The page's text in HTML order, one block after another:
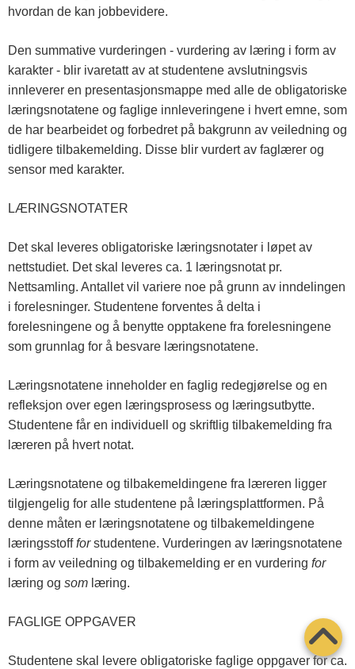
hvordan de kan jobbevidere.
Den summative vurderingen - vurdering av læring i form av
karakter - blir ivaretatt av at studentene avslutningsvis
innleverer en presentasjonsmappe med alle de obligatoriske
læringsnotatene og faglige innleveringene i hvert emne, som
de har bearbeidet og forbedret på bakgrunn av veiledning og
tidligere tilbakemelding. Disse blir vurdert av faglærer og
sensor med karakter.
LÆRINGSNOTATER
Det skal leveres obligatoriske læringsnotater i løpet av
nettstudiet. Det skal leveres ca. 1 læringsnotat pr.
Nettsamling. Antallet vil variere noe på grunn av inndelingen
i forelesninger. Studentene forventes å delta i
forelesningene og å benytte opptakene fra forelesningene
som grunnlag for å besvare læringsnotatene.
Læringsnotatene inneholder en faglig redegjørelse og en
refleksjon over egen læringsprosess og læringsutbytte.
Studentene får en individuell og skriftlig tilbakemelding fra
læreren på hvert notat.
Læringsnotatene og tilbakemeldingene fra læreren ligger
tilgjengelig for alle studentene på læringsplattformen. På
denne måten er læringsnotatene og tilbakemeldingene
læringsstoffforstudentene. Vurderingen av læringsnotatene
i form av veiledning og tilbakemelding er en vurdering for
læring og som læring.
FAGLIGE OPPGAVER
Studentene skal levere obligatoriske faglige oppgaver for ca.